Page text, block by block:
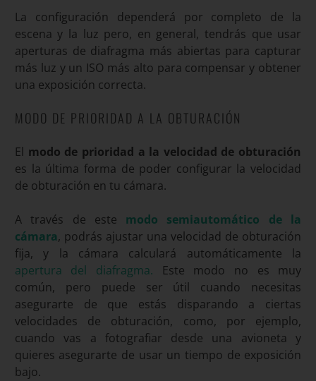
La configuración dependerá por completo de la
escena y la luz pero, en general, tendrás que usar
aperturas de diafragma más abiertas para capturar
más luz y un ISO más alto para compensar y obtener
una exposición correcta.
MODO DE PRIORIDAD A LA OBTURACIÓN
El modo de prioridad a la velocidad de obturación
es la última forma de poder configurar la velocidad
de obturación en tu cámara.
A través de este modo semiautomático de la
cámara, podrás ajustar una velocidad de obturación
fija, y la cámara calculará automáticamente la
apertura del diafragma. Este modo no es muy
común, pero puede ser útil cuando necesitas
asegurarte de que estás disparando a ciertas
velocidades de obturación, como, por ejemplo,
cuando vas a fotografiar desde una avioneta y
quieres asegurarte de usar un tiempo de exposición
bajo.